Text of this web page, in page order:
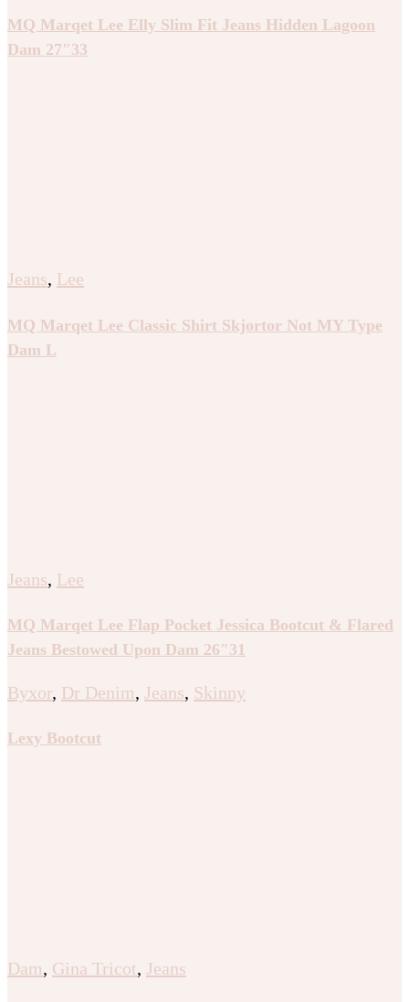
MQ Marqet Lee Elly Slim Fit Jeans Hidden Lagoon
Dam 27″33
Jeans, Lee
MQ Marqet Lee Classic Shirt Skjortor Not MY Type
Dam L
Jeans, Lee
MQ Marqet Lee Flap Pocket Jessica Bootcut & Flared
Jeans Bestowed Upon Dam 26″31
Byxor, Dr Denim, Jeans, Skinny
Lexy Bootcut
Dam, Gina Tricot, Jeans